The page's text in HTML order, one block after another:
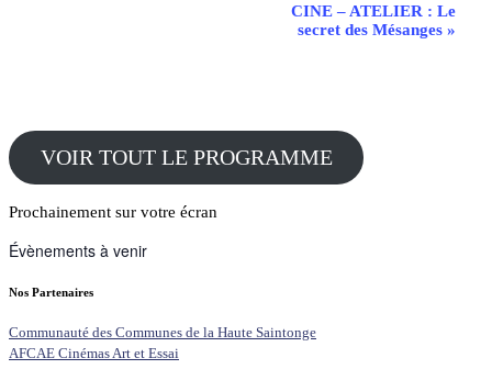
CINE – ATELIER : Le
secret des Mésanges »
VOIR TOUT LE PROGRAMME
Prochainement sur votre écran
Évènements à venir
Nos Partenaires
Communauté des Communes de la Haute Saintonge
AFCAE Cinémas Art et Essai